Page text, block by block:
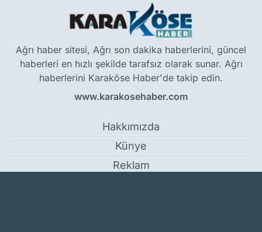
Ağrı haber sitesi, Ağrı son dakika haberlerini, güncel
haberleri en hızlı şekilde tarafsız olarak sunar. Ağrı
haberlerini Karaköse Haber'de takip edin.
www.karakosehaber.com
Hakkımızda
Künye
Reklam